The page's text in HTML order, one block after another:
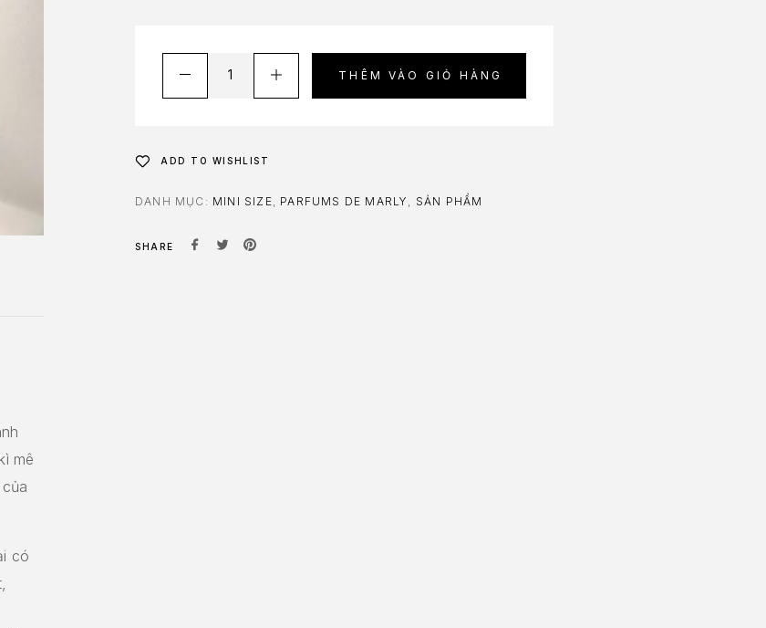
mê
có
THÊM VÀO GIỎ HÀNG
ADD TO WISHLIST
DANH MỤC: MINI SIZE PARFUMS DE MARLY SẢN PHẨM
SHARE